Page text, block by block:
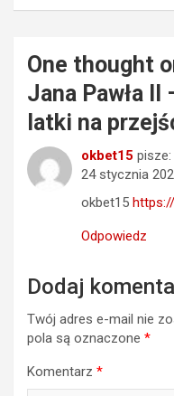
One thought
Jana Pawła
latki na
okbet15 pisze:
24 stycznia
okbet15
Odpowiedz
Dodaj
Twój adres e-mail nie
pola są oznaczone *
Komentarz *